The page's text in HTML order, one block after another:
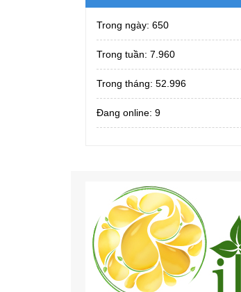
Trong ngày: 650
Trong tuần: 7.960
Trong tháng: 52.996
Đang online: 9